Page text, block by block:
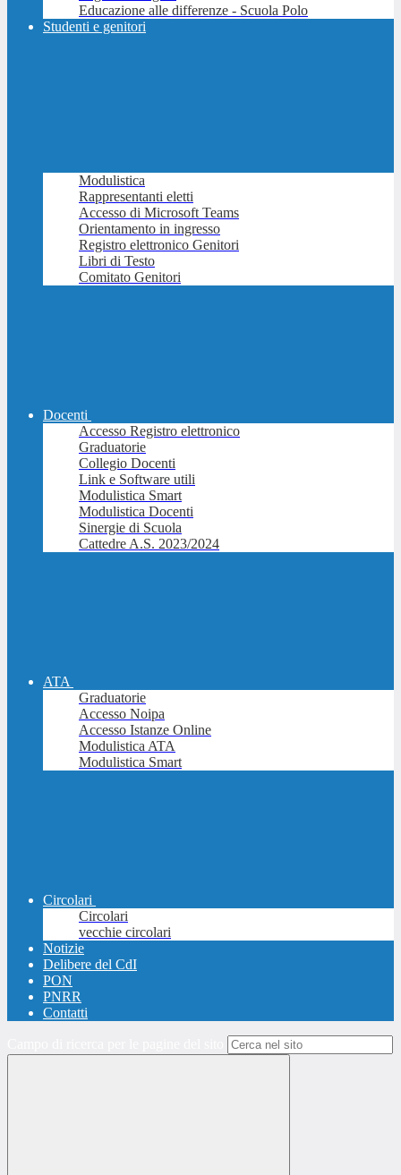
Educazione alle differenze - Scuola Polo
Studenti e genitori
Modulistica
Rappresentanti eletti
Accesso di Microsoft Teams
Orientamento in ingresso
Registro elettronico Genitori
Libri di Testo
Comitato Genitori
Docenti
Accesso Registro elettronico
Graduatorie
Collegio Docenti
Link e Software utili
Modulistica Smart
Modulistica Docenti
Sinergie di Scuola
Cattedre A.S. 2023/2024
ATA
Graduatorie
Accesso Noipa
Accesso Istanze Online
Modulistica ATA
Modulistica Smart
Circolari
Circolari
vecchie circolari
Notizie
Delibere del CdI
PON
PNRR
Contatti